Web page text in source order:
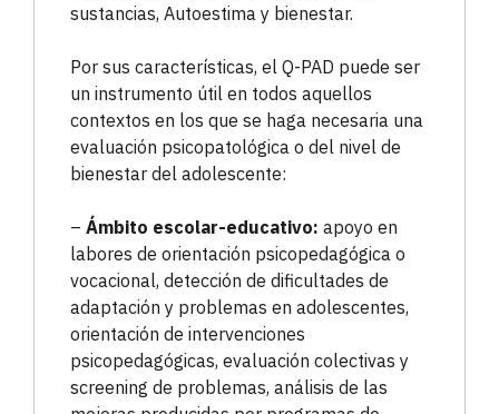
sustancias, Autoestima y bienestar.
Por sus características, el Q-PAD puede ser
un instrumento útil en todos aquellos
contextos en los que se haga necesaria una
evaluación psicopatológica o del nivel de
bienestar del adolescente:
– Ámbito escolar-educativo: apoyo en
labores de orientación psicopedagógica o
vocacional, detección de dificultades de
adaptación y problemas en adolescentes,
orientación de intervenciones
psicopedagógicas, evaluación colectivas y
screening de problemas, análisis de las